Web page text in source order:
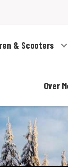
& Scooters
Over